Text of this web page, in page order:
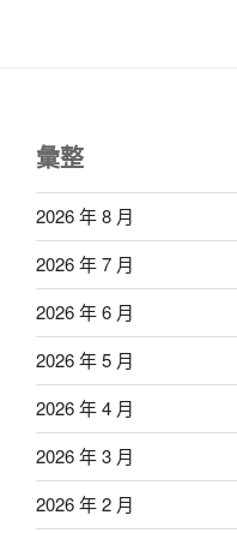
彙整
2026 年 8 月
2026 年 7 月
2026 年 6 月
2026 年 5 月
2026 年 4 月
2026 年 3 月
2026 年 2 月